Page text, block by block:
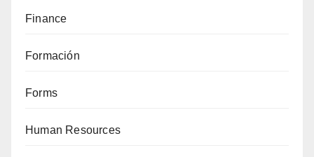
Finance
Formación
Forms
Human Resources